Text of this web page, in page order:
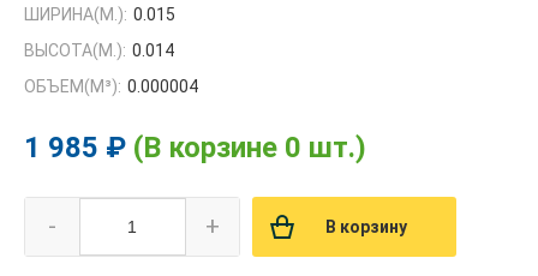
ШИРИНА(М.): 0.015
ВЫСОТА(М.): 0.014
ОБЪЕМ(M³): 0.000004
1 985 ₽ (В корзине 0 шт.)
- + В корзину